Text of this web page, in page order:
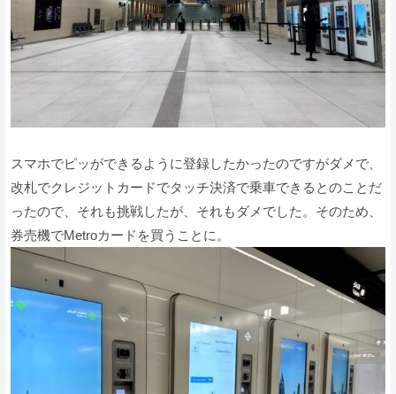
スマホでピッができるように登録したかったのですがダメで、
改札でクレジットカードでタッチ決済で乗車できるとのことだ
ったので、それも挑戦したが、それもダメでした。そのため、
券売機でMetroカードを買うことに。